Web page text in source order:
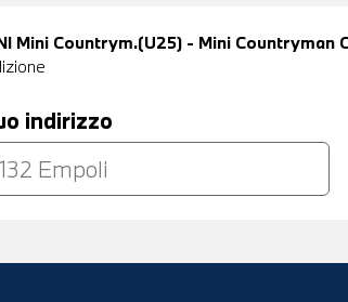
Mini Countrym.(U25) - Mini Countryman
indirizzo